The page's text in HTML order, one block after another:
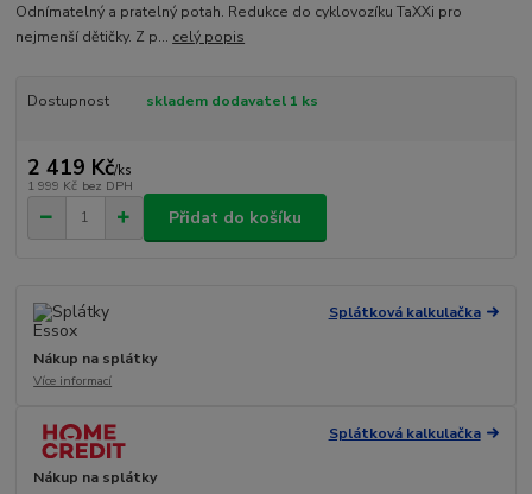
Odnímatelný a pratelný potah. Redukce do cyklovozíku TaXXi pro
nejmenší dětičky. Z p... celý popis
Dostupnost skladem dodavatel 1 ks
2 419 Kč/ks
1 999 Kč bez DPH
Přidat do košíku
Splátková kalkulačka
Nákup na splátky
Více informací
Splátková kalkulačka
Nákup na splátky